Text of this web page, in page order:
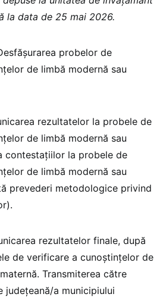
la data de 25 mai 2026.
probelor de
de limbă modernă sau
rezultatelor la probele de
de limbă modernă sau
contestaţiilor la probele de
de limbă modernă sau
prevederi metodologice privind
rezultatelor finale, după
de verificare a cunoştinţelor de
Transmiterea către
judeţeană/a municipiului